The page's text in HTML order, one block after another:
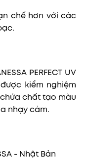
chế hơn với các
PERFECT UV
kiểm nghiệm
chất tạo màu
nhạy cảm.
- Nhật Bản